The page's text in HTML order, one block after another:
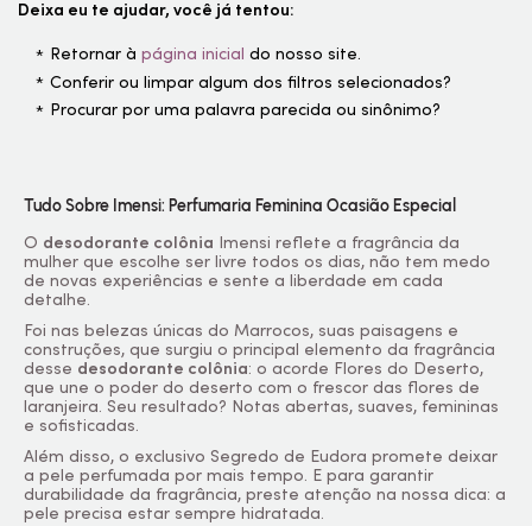
Deixa eu te ajudar, você já tentou:
Retornar àpágina inicial do nosso site.
Conferir ou limpar algum dos filtros selecionados?
Procurar por uma palavra parecida ou sinônimo?
Tudo Sobre Imensi: Perfumaria Feminina Ocasião Especial
O desodorante colônia Imensi reflete a fragrância da
mulher que escolhe ser livre todos os dias, não tem medo
de novas experiências e sente a liberdade em cada
detalhe.
Foi nas belezas únicas do Marrocos, suas paisagens e
construções, que surgiu o principal elemento da fragrância
desse desodorante colônia: o acorde Flores do Deserto,
que une o poder do deserto com o frescor das flores de
laranjeira. Seu resultado? Notas abertas, suaves, femininas
e sofisticadas.
Além disso, o exclusivo Segredo de Eudora promete deixar
a pele perfumada por mais tempo. E para garantir
durabilidade da fragrância, preste atenção na nossa dica: a
pele precisa estar sempre hidratada.